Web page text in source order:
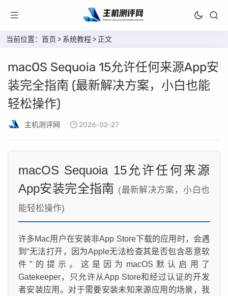
当前位置： 首页 > 系统教程 > 正文
macOS Sequoia 15允许任何来源App安
装完全指南 (最新解决方案，小白也能
轻松操作)
主机测评网 2026-02-27
macOS Sequoia 15允许任何来源
App安装完全指南 (最新解决方案，小白也
能轻松操作)
许多Mac用户在安装非App Store下载的应用时，会遇
到“无法打开，因为Apple无法检查其是否包含恶意软
件”的提示。这是因为macOS默认启用了
Gatekeeper，只允许从App Store和经过认证的开发
者安装应用。对于需要安装未知来源应用的场景，我